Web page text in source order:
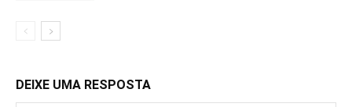
DEIXE UMA RESPOSTA